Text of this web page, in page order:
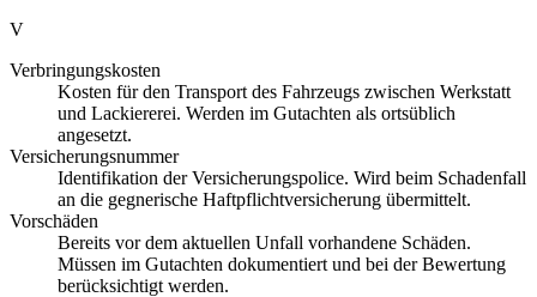
V
Verbringungskosten
Kosten für den Transport des Fahrzeugs zwischen Werkstatt
und Lackiererei. Werden im Gutachten als ortsüblich
angesetzt.
Versicherungsnummer
Identifikation der Versicherungspolice. Wird beim Schadenfall
an die gegnerische Haftpflichtversicherung übermittelt.
Vorschäden
Bereits vor dem aktuellen Unfall vorhandene Schäden.
Müssen im Gutachten dokumentiert und bei der Bewertung
berücksichtigt werden.